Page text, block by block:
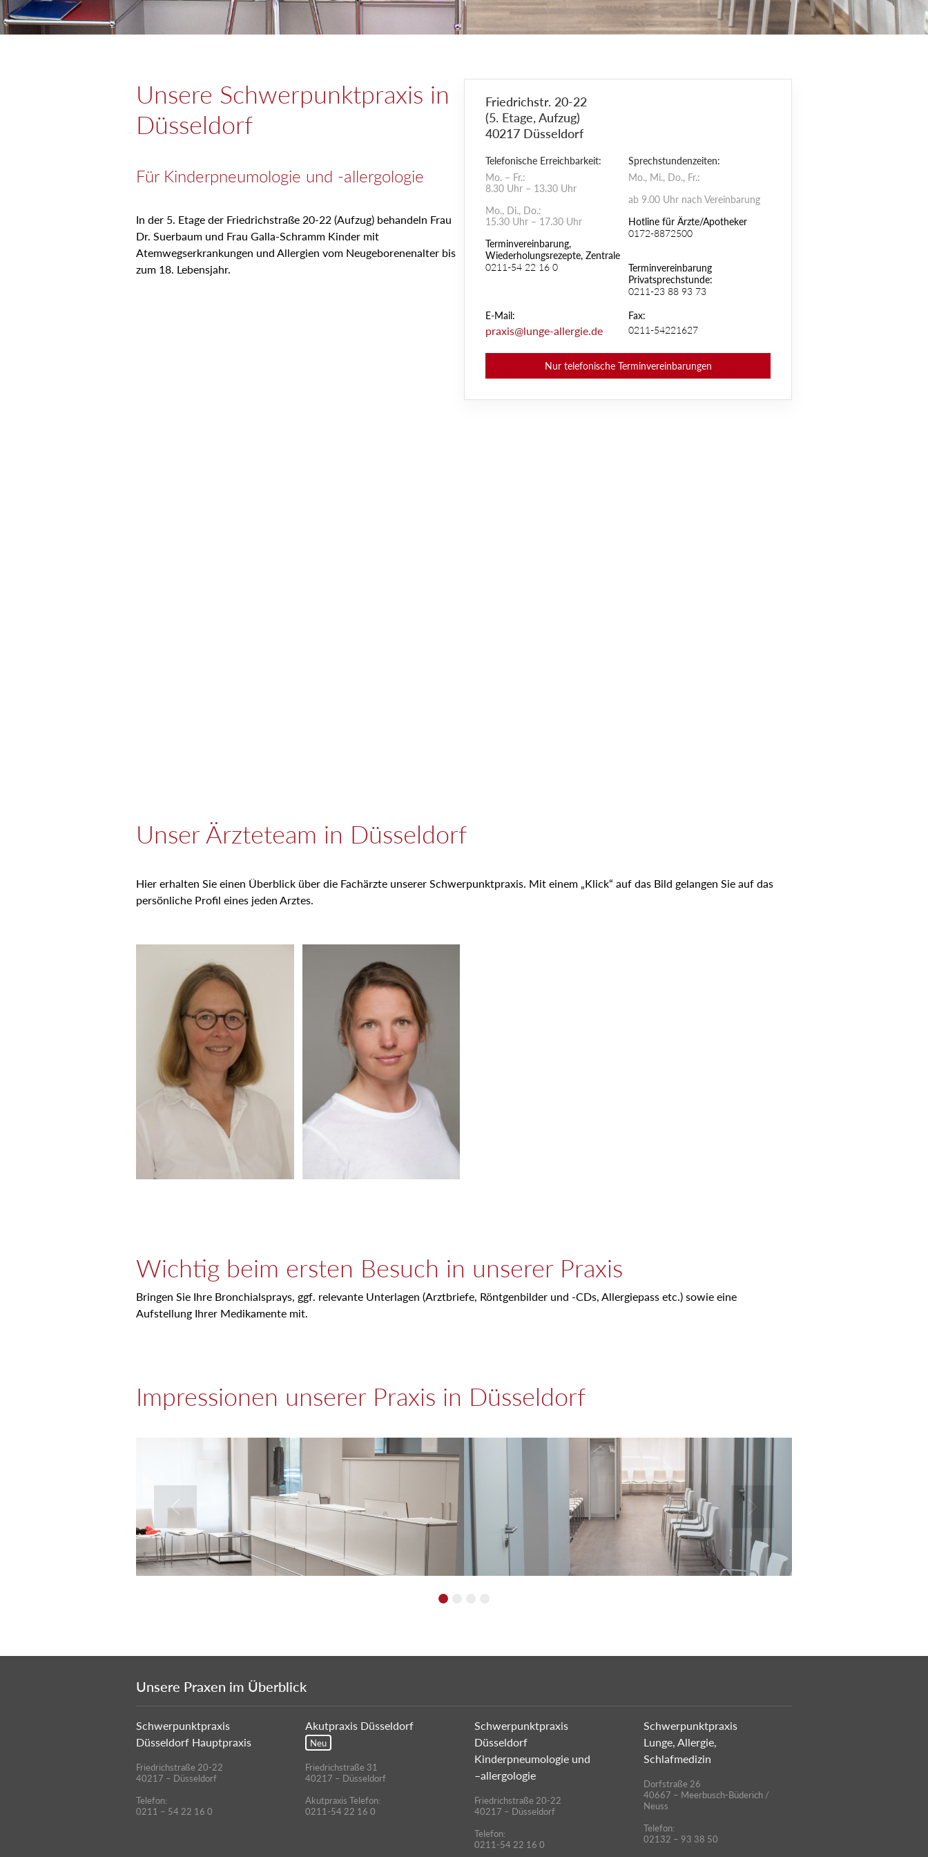
Unsere Schwerpunktpraxis in
Düsseldorf
Für Kinderpneumologie und -allergologie
In der 5. Etage der Friedrichstraße 20-22 (Aufzug) behandeln Frau
Dr. Suerbaum und Frau Galla-Schramm Kinder mit
Atemwegserkrankungen und Allergien vom Neugeborenenalter bis
zum 18. Lebensjahr.
Friedrichstr. 20-22
(5. Etage, Aufzug)
40217 Düsseldorf
Telefonische Erreichbarkeit:
Mo. – Fr.:
8.30 Uhr – 13.30 Uhr
Mo., Di., Do.:
15.30 Uhr – 17.30 Uhr
Terminvereinbarung,
Wiederholungsrezepte, Zentrale
0211-54 22 16 0
Sprechstundenzeiten:
Mo., Mi., Do., Fr.:
ab 9.00 Uhr nach Vereinbarung
Hotline für Ärzte/Apotheker
0172-8872500
Terminvereinbarung
Privatsprechstunde:
0211-23 88 93 73
E-Mail:
praxis@lunge-allergie.de
Fax:
0211-54221627
Nur telefonische Terminvereinbarungen
Unser Ärzteteam in Düsseldorf
Hier erhalten Sie einen Überblick über die Fachärzte unserer Schwerpunktpraxis. Mit einem „Klick“ auf das Bild gelangen Sie auf das
persönliche Profil eines jeden Arztes.
Wichtig beim ersten Besuch in unserer Praxis
Bringen Sie Ihre Bronchialsprays, ggf. relevante Unterlagen (Arztbriefe, Röntgenbilder und -CDs, Allergiepass etc.) sowie eine
Aufstellung Ihrer Medikamente mit.
Impressionen unserer Praxis in Düsseldorf
Unsere Praxen im Überblick
Schwerpunktpraxis
Düsseldorf Hauptpraxis
Friedrichstraße 20-22
40217 – Düsseldorf
Telefon:
0211 – 54 22 16 0
Akutpraxis Düsseldorf
Neu
Friedrichstraße 31
40217 – Düsseldorf
Akutpraxis Telefon:
0211-54 22 16 0
Schwerpunktpraxis
Düsseldorf
Kinderpneumologie und
–allergologie
Friedrichstraße 20-22
40217 – Düsseldorf
Telefon:
0211-54 22 16 0
Schwerpunktpraxis
Lunge, Allergie,
Schlafmedizin
Dorfstraße 26
40667 – Meerbusch-Büderich /
Neuss
Telefon:
02132 – 93 38 50